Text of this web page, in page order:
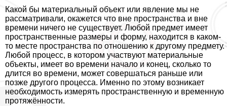
Какой бы материальный объект или явление мы не
рассматривали, окажется что вне прострaнcтва и вне
времени ничего не существует. Любой предмет имеет
прострaнcтвенные размеры и форму, находится в каком-
то месте прострaнcтва по отношению к другому предмету.
Любой процесс, в котором участвуют материальные
объекты, имеет во времени начало и конец, сколько то
длится во времени, может совершаться раньше или
позже другого процесса. Именно по этому возникает
необходимость измерять прострaнcтвенную и временную
протяжённости.